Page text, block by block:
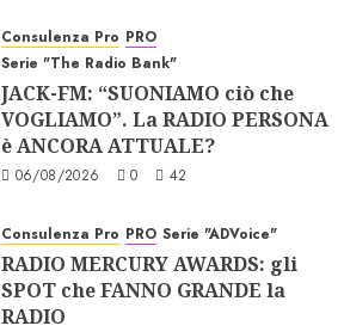
Consulenza Pro PRO
Serie "The Radio Bank"
JACK-FM: “SUONIAMO ciò che
VOGLIAMO”. La RADIO PERSONA
è ANCORA ATTUALE?
06/08/2026 0 42
Consulenza Pro PRO Serie "ADVoice"
RADIO MERCURY AWARDS: gli
SPOT che FANNO GRANDE la
RADIO